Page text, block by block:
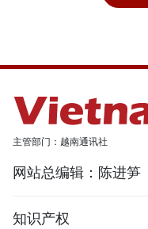
主管部门：越南通讯社
网站总编辑：陈进笋
知识产权